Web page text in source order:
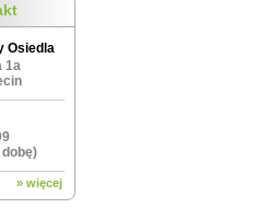
Osiedla
1a
dobę)
» więcej